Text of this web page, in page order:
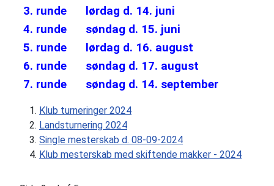
3. runde
lørdag d. 14. juni
4. runde
søndag d. 15. juni
5. runde
lørdag d. 16. august
6. runde
søndag d. 17. august
7. runde
søndag d. 14. september
Klub turneringer 2024
Landsturnering 2024
Single mesterskab d. 08-09-2024
Klub mesterskab med skiftende makker - 2024